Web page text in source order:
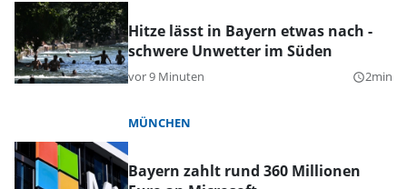
Hitze lässt in Bayern etwas nach -
schwere Unwetter im Süden
vor 9 Minuten query_builder2min
MÜNCHEN
Bayern zahlt rund 360 Millionen